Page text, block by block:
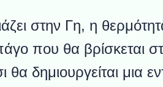
στην Γη, η
που θα βρίσκεται
θα δημιουργείται μια